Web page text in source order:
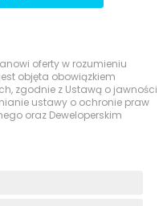
oferty w rozumieniu
objęta obowiązkiem
zgodnie z Ustawą o jawności
ustawy o ochronie praw
oraz Deweloperskim